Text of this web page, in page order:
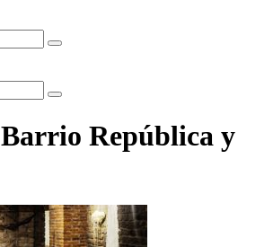
Barrio República y